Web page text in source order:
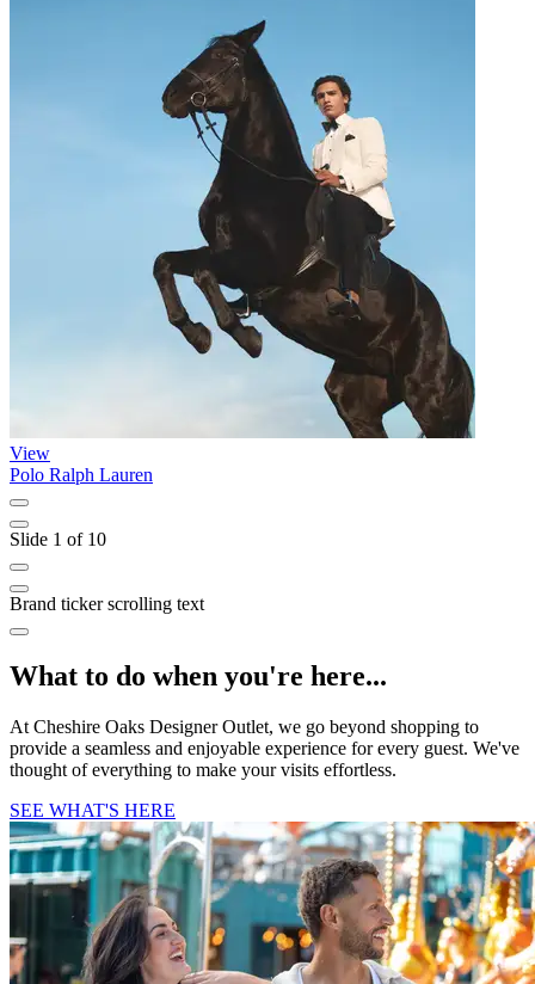
View
Polo Ralph Lauren
Slide 1 of 10
Brand ticker scrolling text
What to do when you're here...
At Cheshire Oaks Designer Outlet, we go beyond shopping to
provide a seamless and enjoyable experience for every guest. We've
thought of everything to make your visits effortless.
SEE WHAT'S HERE